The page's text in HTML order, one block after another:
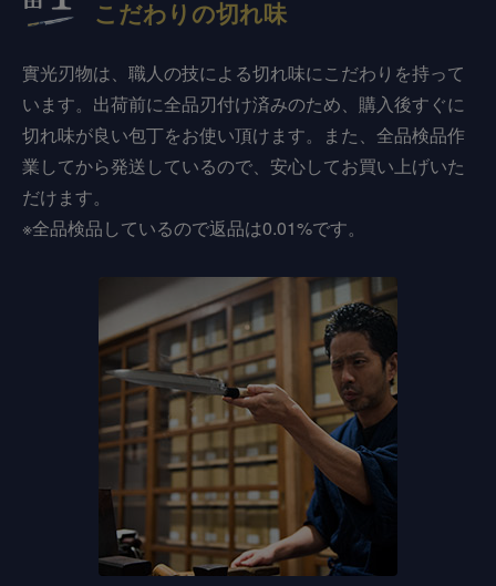
こだわりの切れ味
實光刃物は、職人の技による切れ味にこだわりを持って
います。出荷前に全品刃付け済みのため、購入後すぐに
切れ味が良い包丁をお使い頂けます。また、全品検品作
業してから発送しているので、安心してお買い上げいた
だけます。
※全品検品しているので返品は0.01%です。